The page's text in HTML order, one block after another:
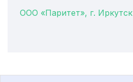
ООО «Паритет», г. Иркутск